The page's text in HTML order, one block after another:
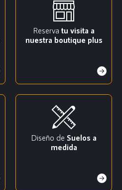
Reserva tu visita a
nuestra boutique plus
Diseño de Suelos a
medida